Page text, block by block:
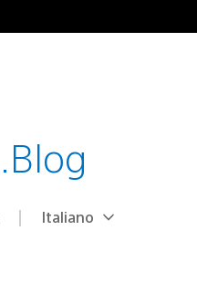
.Blog
Seleziona
Regione
Italiano